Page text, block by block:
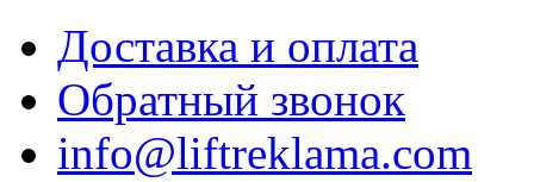
Доставка и оплата
Обратный звонок
info@liftreklama.com